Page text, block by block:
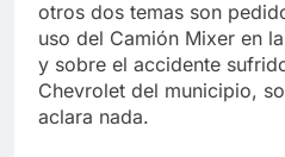
otros dos temas son
uso del Camión Mixer en
y sobre el accidente
Chevrolet del municipio,
aclara nada.